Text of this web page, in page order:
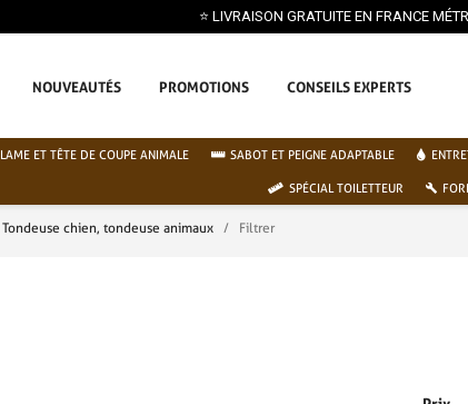
⭐ LIVRAISON GRATUITE EN FRANCE
NOUVEAUTÉS PROMOTIONS CONSEILS EXPERTS
LAME ET TÊTE DE COUPE ANIMALE SABOT ET PEIGNE ADAPTABLE
SPÉCIAL TOILETTEUR
Tondeuse chien, tondeuse animaux Filtrer